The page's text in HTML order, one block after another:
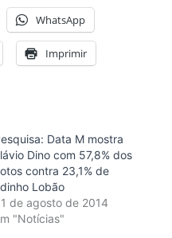
WhatsApp
Imprimir
Data M mostra
Dino com 57,8% dos
contra 23,1% de
Lobão
de agosto de 2014
"Notícias"